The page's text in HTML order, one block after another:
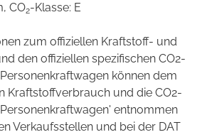
CO2-Klasse: E
zum offiziellen Kraftstoff- und
den offiziellen spezifischen CO2-
können dem
Kraftstoffverbrauch und die CO2-
entnommen
Verkaufsstellen und bei der DAT